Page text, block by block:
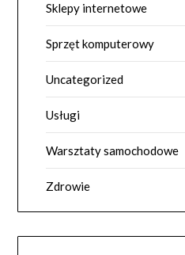
Sklepy internetowe
Sprzęt komputerowy
Uncategorized
Usługi
Warsztaty samochodowe
Zdrowie